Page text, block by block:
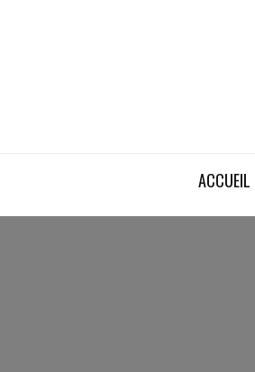
ACCUEIL